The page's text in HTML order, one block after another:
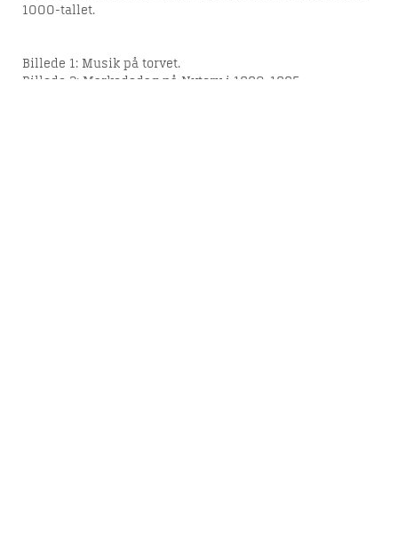
1000-tallet.
Billede 1: Musik på torvet.
Billede 2: Markedsdag på Nytorv i 1880-1885.